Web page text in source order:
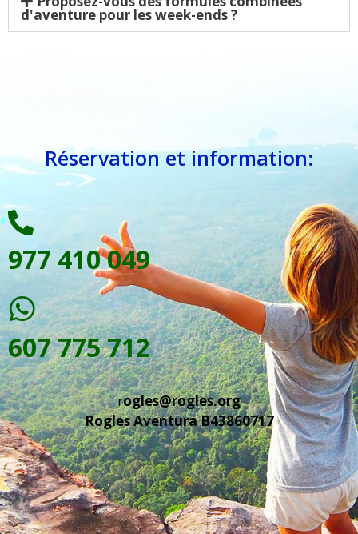
d'aventure pour les week-ends ?
Réservation et information:
977 410 049
607 775 712
rogles@rogles.org
Rogles Aventura B43860717